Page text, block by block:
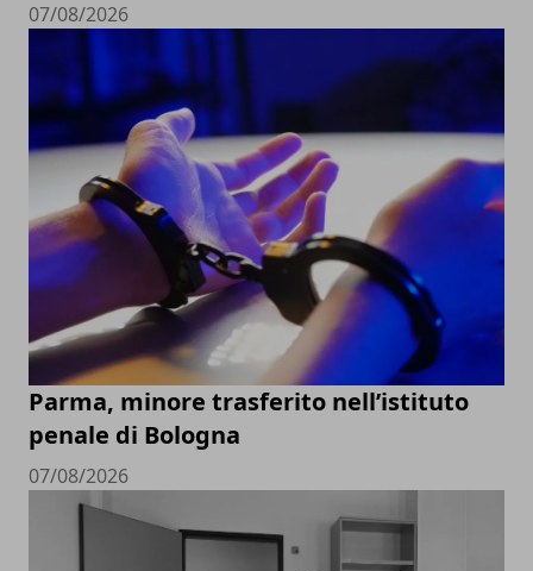
07/08/2026
Parma, minore trasferito nell’istituto
penale di Bologna
07/08/2026